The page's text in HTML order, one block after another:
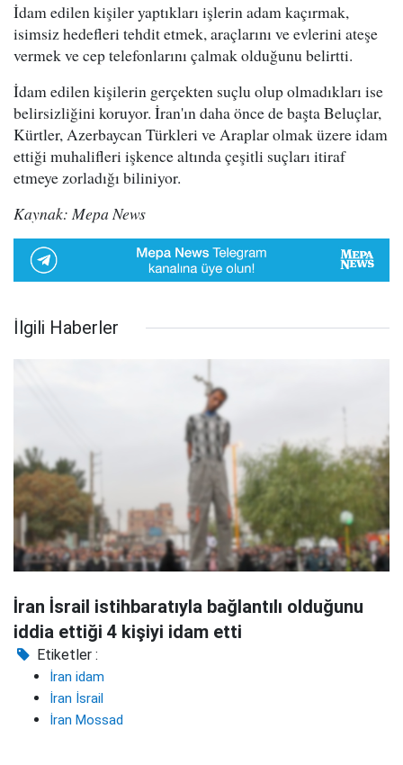
İdam edilen kişiler yaptıkları işlerin adam kaçırmak,
isimsiz hedefleri tehdit etmek, araçlarını ve evlerini ateşe
vermek ve cep telefonlarını çalmak olduğunu belirtti.
İdam edilen kişilerin gerçekten suçlu olup olmadıkları ise
belirsizliğini koruyor. İran'ın daha önce de başta Beluçlar,
Kürtler, Azerbaycan Türkleri ve Araplar olmak üzere idam
ettiği muhalifleri işkence altında çeşitli suçları itiraf
etmeye zorladığı biliniyor.
Kaynak: Mepa News
İlgili Haberler
İran İsrail istihbaratıyla bağlantılı olduğunu
iddia ettiği 4 kişiyi idam etti
Etiketler :
İran idam
İran İsrail
İran Mossad